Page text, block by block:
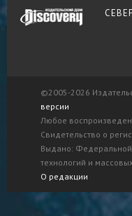
©2005-2026
версии
Любое
Свидетельство о
Выдано:
технологий и
О редакции